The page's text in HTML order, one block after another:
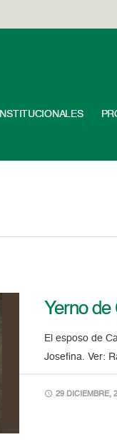
INSTITUCIONALES
Yerno de
El esposo de
Josefina. Ver:
29 DICIEMBRE,